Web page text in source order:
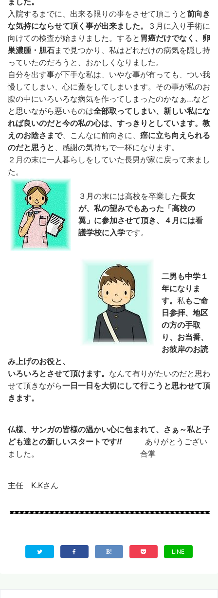
入院するまでに、出来る限りの事をさせて頂こうと前向き
な気持にならせて頂く事が出来ました。
３月に入り手術に
向けての検査が始まりました。すると 胃癌だけでなく、卵
巣濃腫・胆石まで見つかり、私はどれだけの病気を隠し持
っていたのだろうと、おかしくなりました。
自分を出す事が下手な私は、いやな事が有っても、つい我
慢してしまい、心に蓋をしてしまいます。その事が私のお
腹の中にいろいろな病気を作ってしまったのかなぁ…など
と思いながら悪いものは全部取ってしまい、新しい私にな
れば良いのだと今の私の心は、すっきりとしています。 教
えのお陰さまで、こんなに前向きに、 癌に立ち向えられる
のだと思うと 、感謝の気持ちで一杯になります。
２月の末に一人暮らしをしていた長男が家に戻って来まし
た。
３月の末には高校を卒業した長女
が、私の望みでもあった「高校の
翼」に参加させて頂き、４月には看
護学校に入学です。
二男も中学１
年になりま
す。私もご命
日参拝、地区
の方の手取
り、お当番、
お彼岸のお読
み上げのお役と、
いろいろとさせて頂けます。 なんて有りがたいのだと思わ
せて頂きながら一日一日を大切にして行こうと思わせて頂
きます。
仏様、サンガの皆様の温かい心に包まれて、さぁ～私と子
ども達との新しいスタートです!! ありがとうござい
ました。 合掌
主任 K.Kさん
LINE